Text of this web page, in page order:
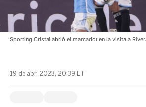
Sporting Cristal abrió el marcador en la visita a River.
19 de abr, 2023, 20:39 ET